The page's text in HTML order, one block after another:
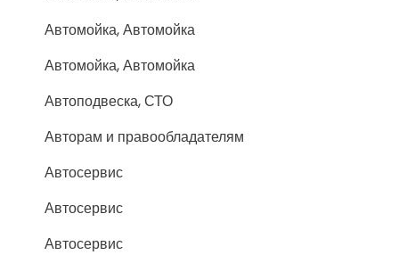
Автомойка, Автомойка
Автомойка, Автомойка
Автоподвеска, СТО
Авторам и правообладателям
Автосервис
Автосервис
Автосервис